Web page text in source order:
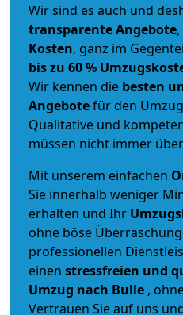
Wir sind es auch und
transparente Angebote,
Kosten, ganz im
bis zu 60 %
Wir kennen die besten
Angebotefür den
Qualitative und
müssen nicht immer
Mit unserem einfachen
Sie innerhalb weniger
erhalten und Ihr
ohne böse
professionellen
einen stressfreien und
Umzug nach Bulle ,
Vertrauen Sie auf uns